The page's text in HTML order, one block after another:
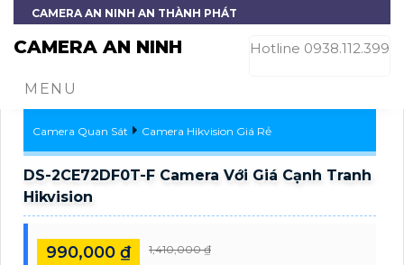
CAMERA AN NINH AN THÀNH PHÁT
CAMERA AN NINH Hotline 0938.112.399
MENU
Camera Quan Sát Camera Hikvision Giá Rẻ
DS-2CE72DF0T-F Camera Với Giá Cạnh Tranh
Hikvision
990,000 ₫ 1,410,000 ₫